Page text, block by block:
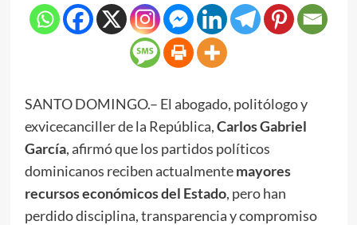
SANTO DOMINGO.– El abogado, politólogo y
exvicecanciller de la República,Carlos Gabriel
García, afirmó que los partidos políticos
dominicanos reciben actualmentemayores
recursos económicos del Estado, pero han
perdido disciplina, transparencia y compromiso